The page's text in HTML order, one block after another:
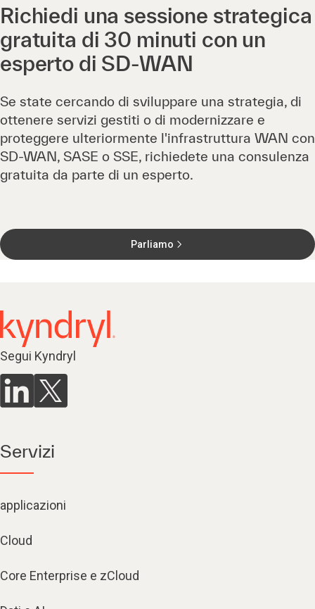
Richiedi una sessione strategica
gratuita di 30 minuti con un
esperto di SD-WAN
Se state cercando di sviluppare una strategia, di
ottenere servizi gestiti o di modernizzare e
proteggere ulteriormente l'infrastruttura WAN con
SD-WAN, SASE o SSE, richiedete una consulenza
gratuita da parte di un esperto.
Parliamo
Segui Kyndryl
Servizi
applicazioni
Cloud
Core Enterprise e zCloud